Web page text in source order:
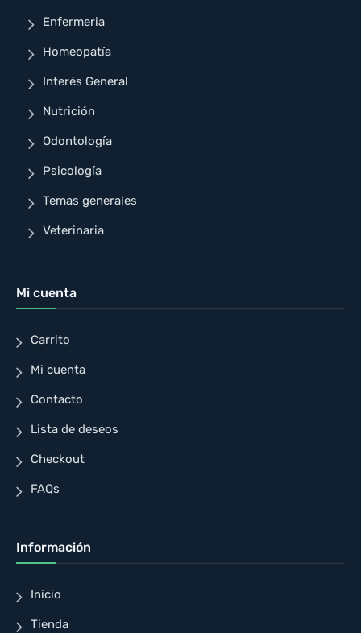
Enfermeria
Homeopatía
Interés General
Nutrición
Odontología
Psicología
Temas generales
Veterinaria
Mi cuenta
Carrito
Mi cuenta
Contacto
Lista de deseos
Checkout
FAQs
Información
Inicio
Tienda